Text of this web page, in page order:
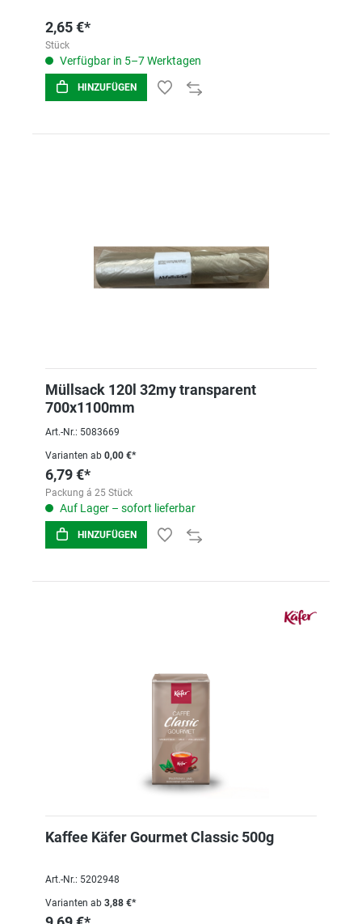
2,65 €*
Stück
Verfügbar in 5–7 Werktagen
HINZUFÜGEN
Müllsack 120l 32my transparent
700x1100mm
Art.-Nr.: 5083669
Varianten ab 0,00 €*
6,79 €*
Packung á 25 Stück
Auf Lager – sofort lieferbar
HINZUFÜGEN
Kaffee Käfer Gourmet Classic 500g
Art.-Nr.: 5202948
Varianten ab 3,88 €*